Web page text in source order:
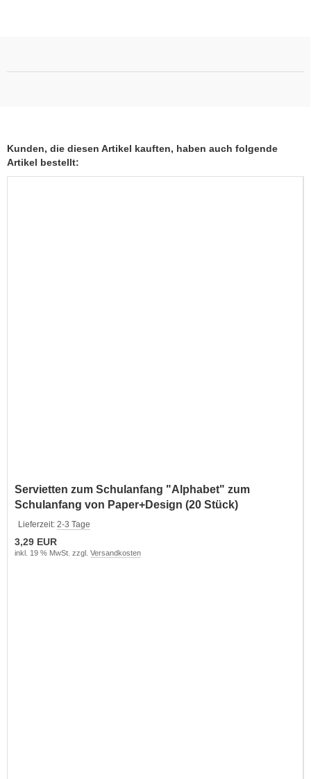
Kunden, die diesen Artikel kauften, haben auch folgende
Artikel bestellt:
Servietten zum Schulanfang "Alphabet" zum
Schulanfang von Paper+Design (20 Stück)
Lieferzeit: 2-3 Tage
3,29 EUR
inkl. 19 % MwSt. zzgl. Versandkosten